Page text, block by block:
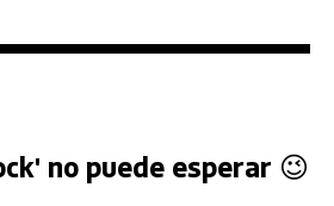
no puede esperar 😉